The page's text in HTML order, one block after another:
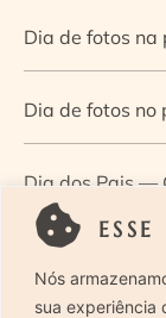
Nós
sua experiência
Dia de fotos na
Dia de fotos no
Dia dos Pais —
Dia Mundial
construir a